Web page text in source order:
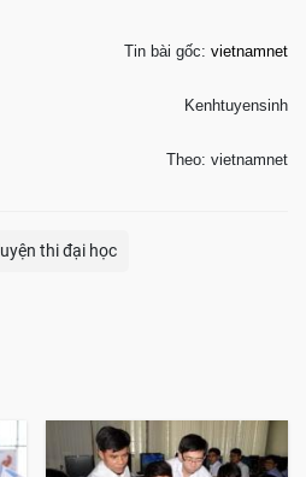
Tin bài gốc: vietnamnet
Kenhtuyensinh
Theo: vietnamnet
luyện thi đại học